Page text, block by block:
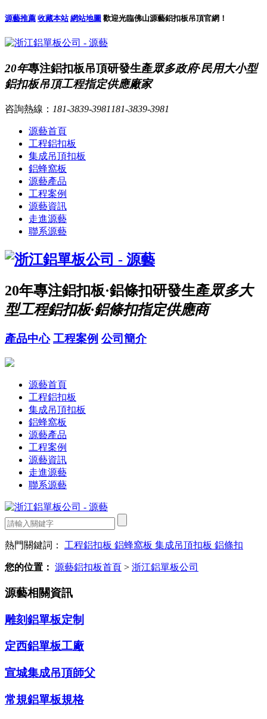
源藝推薦 收藏本站 網站地圖 歡迎光臨佛山源藝鋁扣板吊頂官網！
20年專注鋁扣板吊頂研發生產眾多政府·民用大小型
鋁扣板吊頂工程指定供應廠家
咨詢熱線： 181-3839-3981 181-3839-3981
源藝首頁
工程鋁扣板
集成吊頂扣板
鋁蜂窩板
源藝產品
工程案例
源藝資訊
走進源藝
聯系源藝
20年專注鋁扣板·鋁條扣研發生產眾多大
型工程鋁扣板·鋁條扣指定供應商
產品中心 工程案例 公司簡介
源藝首頁
工程鋁扣板
集成吊頂扣板
鋁蜂窩板
源藝產品
工程案例
源藝資訊
走進源藝
聯系源藝
熱門關鍵詞： 工程鋁扣板 鋁蜂窩板 集成吊頂扣板 鋁條扣
您的位置： 源藝鋁扣板首頁 > 浙江鋁單板公司
源藝相關資訊
雕刻鋁單板定制
定西鋁單板工廠
宣城集成吊頂師父
常規鋁單板規格